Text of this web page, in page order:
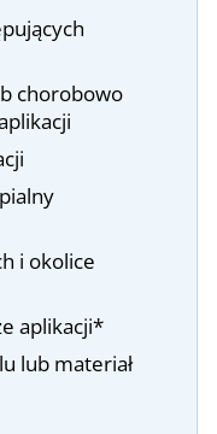
chorobowo
i okolice
aplikacji*
lub materiał